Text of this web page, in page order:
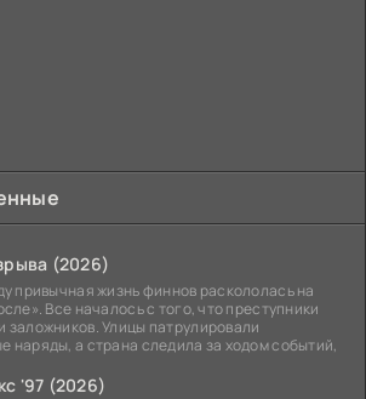
(2026)
привычная жизнь финнов раскололась на
Все началось с того, что преступники
заложников. Улицы патрулировали
наряды, а страна следила за ходом событий,
'97 (2026)